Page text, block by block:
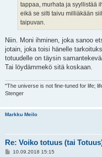
tappaa, murhata ja syyllistää
eikä se silti taivu milliäkään
taipuvan.
Niin. Moni ihminen, joka sanoo
jotain, joka toisi hänelle
totuudelle on täysin
Tai löydämmekö sitä koskaan.
"The universe is not fine-tuned for life;
Stenger
Markku Meilo
Re: Voiko totuus (tai
V10.09.2018 15:15